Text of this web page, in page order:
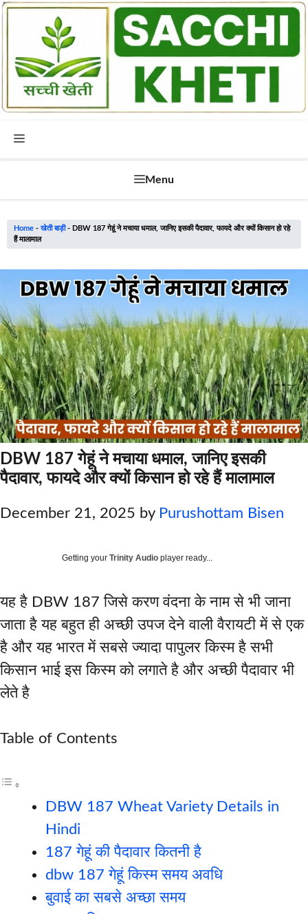
Skip
to
content
Menu
Menu
Home -खेती बाड़ी- DBW 187 गेहूं ने मचाया धमाल, जानिए इसकी पैदावार, फायदे और क्यों किसान हो रहे
हैं मालामाल
DBW 187 गेहूं ने मचाया धमाल, जानिए इसकी
पैदावार, फायदे और क्यों किसान हो रहे हैं मालामाल
December 21, 2025 by Purushottam Bisen
Getting your Trinity Audio player ready...
यह है DBW 187 जिसे करण वंदना के नाम से भी जाना
जाता है यह बहुत ही अच्छी उपज देने वाली वैरायटी में से एक
है और यह भारत में सबसे ज्यादा पापुलर किस्म है सभी
किसान भाई इस किस्म को लगाते है और अच्छी पैदावार भी
लेते है
Table of Contents
DBW 187 Wheat Variety Details in
Hindi
187 गेहूं की पैदावार कितनी है
dbw 187 गेहूं किस्म समय अवधि
बुवाई का सबसे अच्छा समय